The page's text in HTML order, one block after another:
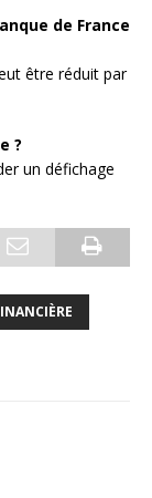
de France
être réduit par
?
un défichage